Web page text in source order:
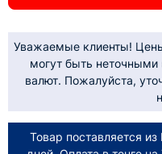
Уважаемые клиенты!
могут быть неточными
валют. Пожалуйста,
Товар поставляется